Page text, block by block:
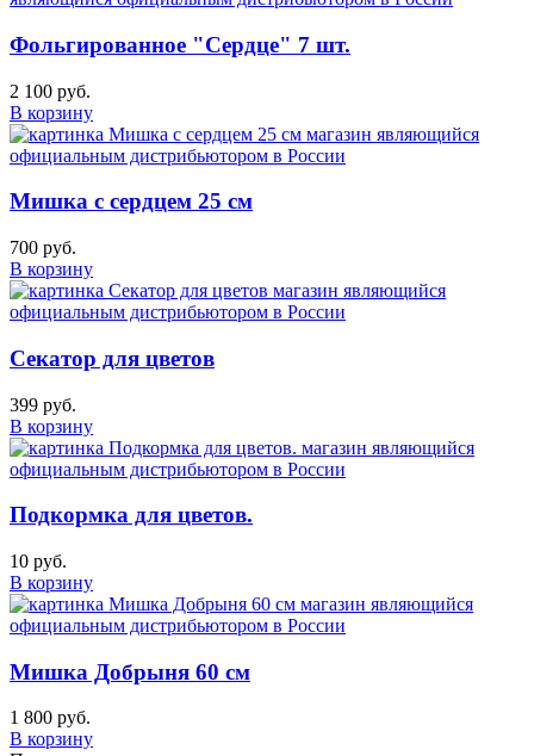
Фольгированное "Сердце" 7 шт.
2 100 руб.
В корзину
Мишка с сердцем 25 см
700 руб.
В корзину
Секатор для цветов
399 руб.
В корзину
Подкормка для цветов.
10 руб.
В корзину
Мишка Добрыня 60 см
1 800 руб.
В корзину